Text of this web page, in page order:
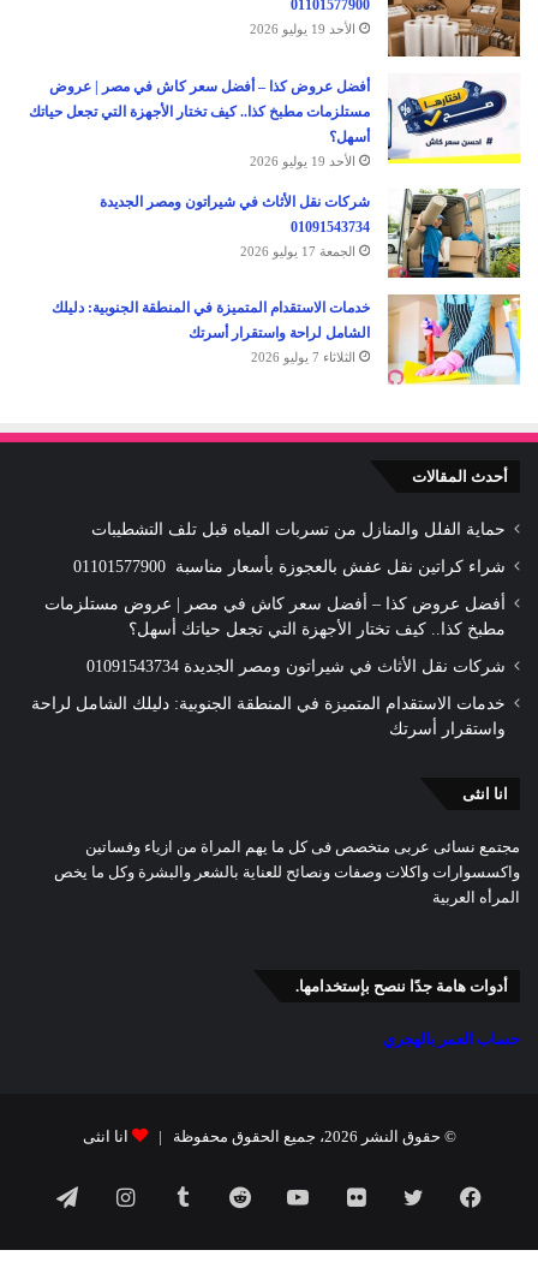
01101577900
الأحد 19 يوليو 2026
أفضل عروض كذا – أفضل سعر كاش في مصر | عروض
مستلزمات مطبخ كذا.. كيف تختار الأجهزة التي تجعل حياتك
أسهل؟
الأحد 19 يوليو 2026
شركات نقل الأثاث في شيراتون ومصر الجديدة
01091543734
الجمعة 17 يوليو 2026
خدمات الاستقدام المتميزة في المنطقة الجنوبية: دليلك
الشامل لراحة واستقرار أسرتك
الثلاثاء 7 يوليو 2026
أحدث المقالات
حماية الفلل والمنازل من تسربات المياه قبل تلف التشطيبات
شراء كراتين نقل عفش بالعجوزة بأسعار مناسبة 01101577900
أفضل عروض كذا – أفضل سعر كاش في مصر | عروض مستلزمات
مطبخ كذا.. كيف تختار الأجهزة التي تجعل حياتك أسهل؟
شركات نقل الأثاث في شيراتون ومصر الجديدة 01091543734
خدمات الاستقدام المتميزة في المنطقة الجنوبية: دليلك الشامل لراحة
واستقرار أسرتك
انا انثى
مجتمع نسائى عربى متخصص فى كل ما يهم المراة من ازياء وفساتين
واكسسوارات واكلات وصفات ونصائح للعناية بالشعر والبشرة وكل ما يخص
المرأه العربية
أدوات هامة جدًا ننصح بإستخدامها.
حساب العمر بالهجري
© حقوق النشر 2026، جميع الحقوق محفوظة | انا انثى
فيسبوك تويتر صور
من
يوتيوب ‏Tumblr انستقرام